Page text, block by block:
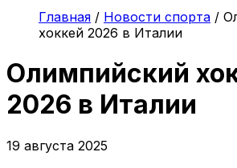
Главная / Новости спорта /
хоккей 2026 в Италии
Олимпийский
2026 в Италии
19 августа 2025